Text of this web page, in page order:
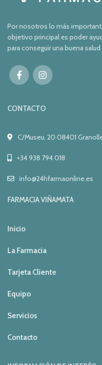
Por nosotros lo más
objetivo principal es poder
para conseguir una buena
CONTACTO
C/Museu, 20 08401
+34 938 794 018
info@24hfarmaonline.es
FARMACIA VIÑAMATA
Inicio
La Farmacia
Tarjeta Cliente
Equipo
Servicios
Contacto